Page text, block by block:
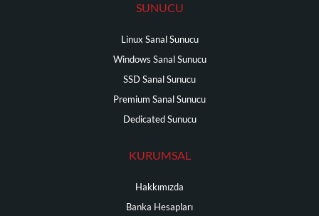
SUNUCU
Linux Sanal Sunucu
Windows Sanal Sunucu
SSD Sanal Sunucu
Premium Sanal Sunucu
Dedicated Sunucu
KURUMSAL
Hakkımızda
Banka Hesapları